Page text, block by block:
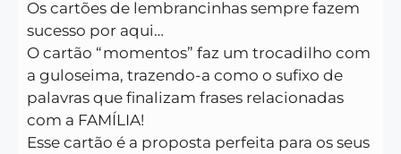
Os cartões de lembrancinhas sempre fazem
sucesso por aqui…
O cartão “momentos” faz um trocadilho com
a guloseima, trazendo-a como o sufixo de
palavras que finalizam frases relacionadas
com a FAMÍLIA!
Esse cartão é a proposta perfeita para os seus